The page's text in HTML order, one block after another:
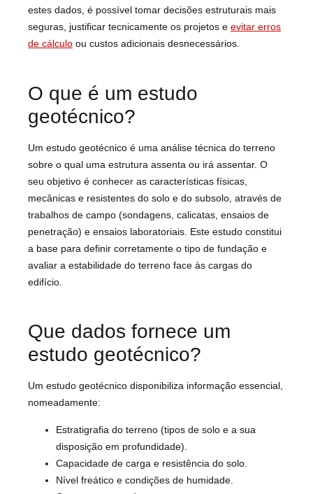
estes dados, é possível tomar decisões estruturais mais
seguras, justificar tecnicamente os projetos e evitar erros
de cálculo ou custos adicionais desnecessários.
O que é um estudo
geotécnico?
Um estudo geotécnico é uma análise técnica do terreno
sobre o qual uma estrutura assenta ou irá assentar. O
seu objetivo é conhecer as características físicas,
mecânicas e resistentes do solo e do subsolo, através de
trabalhos de campo (sondagens, calicatas, ensaios de
penetração) e ensaios laboratoriais. Este estudo constitui
a base para definir corretamente o tipo de fundação e
avaliar a estabilidade do terreno face às cargas do
edifício.
Que dados fornece um
estudo geotécnico?
Um estudo geotécnico disponibiliza informação essencial,
nomeadamente:
Estratigrafia do terreno (tipos de solo e a sua
disposição em profundidade).
Capacidade de carga e resistência do solo.
Nível freático e condições de humidade.